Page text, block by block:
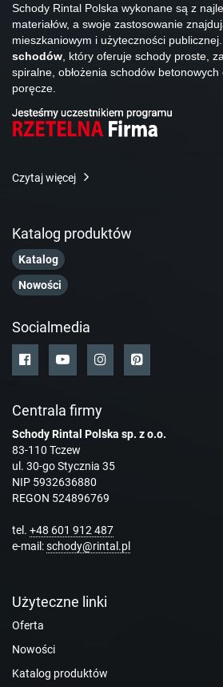
Schody Rintal Polska wykonane są z
materiałów, a swoje zastosowanie
mieszkaniowym i użyteczności
schodów, który oferuje schody proste,
spiralne, obłożenia schodów
poręcze.
Czytaj więcej
Katalog produktów
Katalog
Nowości
Socialmedia
Centrala firmy
Schody Rintal Polska sp. z o.o.
83-110 Tczew
ul. 30-go Stycznia 35
NIP 5932636880
REGON 524896769
tel. +48 601 912 487
e-mail:schody@rintal.pl
Użyteczne linki
Oferta
Nowości
Katalog produktów